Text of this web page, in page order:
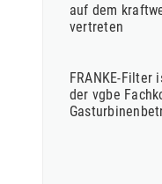
auf dem
vertreten
FRANKE-Filter
der vgbe